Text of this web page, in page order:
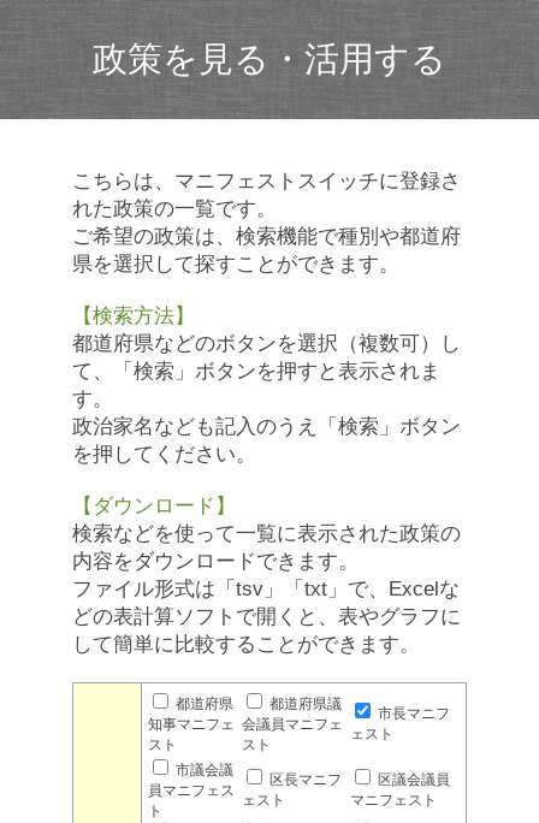
政策を見る・活用する
こちらは、マニフェストスイッチに登録さ
れた政策の一覧です。
ご希望の政策は、検索機能で種別や都道府
県を選択して探すことができます。
【検索方法】
都道府県などのボタンを選択（複数可）し
て、「検索」ボタンを押すと表示されま
す。
政治家名なども記入のうえ「検索」ボタン
を押してください。
【ダウンロード】
検索などを使って一覧に表示された政策の
内容をダウンロードできます。
ファイル形式は「tsv」「txt」で、Excelな
どの表計算ソフトで開くと、表やグラフに
して簡単に比較することができます。
都道府県
知事マニフェ
スト
都道府県議
会議員マニフェ
スト
市長マニフ
ェスト
市議会議
員マニフェス
ト
区長マニフ
ェスト
区議会議員
マニフェスト